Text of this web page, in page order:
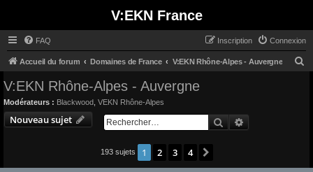
V:EKN France
FAQ Connexion
Inscription
Accueil du forum Domaines de France V:EKN Rhône-Alpes - Auvergne
V:EKN Rhône-Alpes - Auvergne
Modérateurs : Blackwood VEKN Rhône-Alpes
Nouveau sujet Rechercher
193 sujets 1 2 3 4